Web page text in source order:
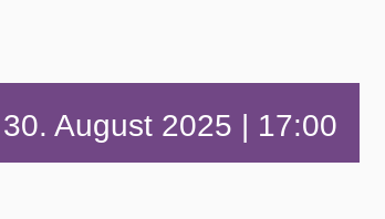
30. August 2025 | 17:00